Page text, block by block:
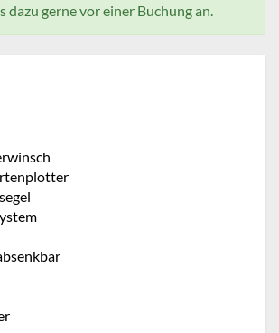
dazu gerne vor einer Buchung an.